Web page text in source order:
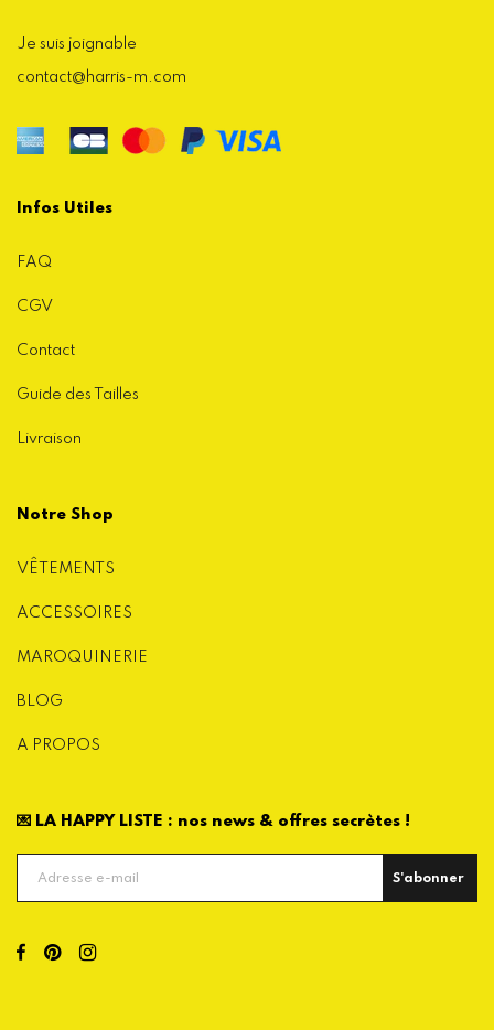
Je suis joignable
contact@harris-m.com
Infos Utiles
FAQ
CGV
Contact
Guide des Tailles
Livraison
Notre Shop
VÊTEMENTS
ACCESSOIRES
MAROQUINERIE
BLOG
A PROPOS
💌 LA HAPPY LISTE : nos news & offres secrètes !
S'abonner